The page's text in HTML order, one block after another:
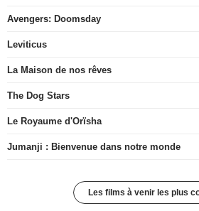
Avengers: Doomsday
Leviticus
La Maison de nos rêves
The Dog Stars
Le Royaume d'Orïsha
Jumanji : Bienvenue dans notre monde
Les films à venir les plus